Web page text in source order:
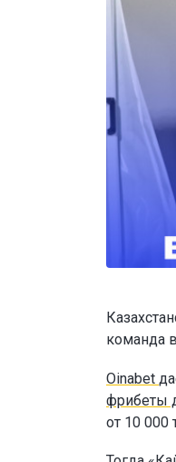
команда
Oinabet
фрибеты
от 10 000